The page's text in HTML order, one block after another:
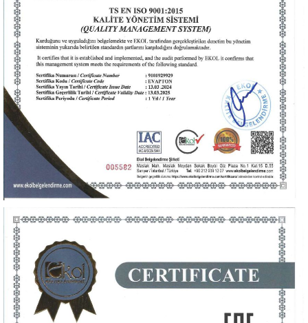
Sertifika